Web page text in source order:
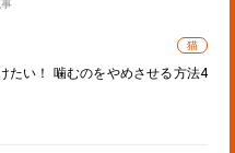
猫
たい！ 噛むのをやめさせる方法4